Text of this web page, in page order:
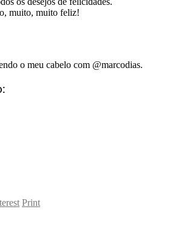
muito, muito feliz!
o meu cabelo com @marcodias.
Print